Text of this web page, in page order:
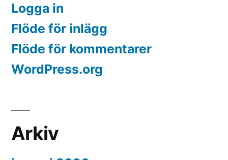
Logga in
Flöde för inlägg
Flöde för kommentarer
WordPress.org
Arkiv